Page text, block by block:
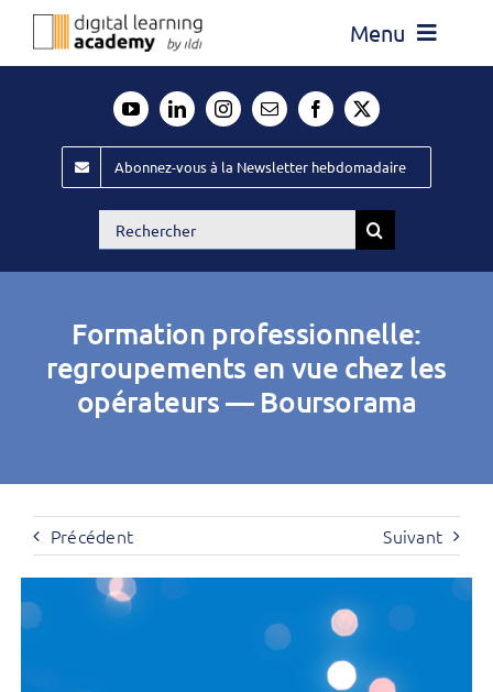
Passer
Menu
Évènements ILDI
Offres d’emploi
Publiez
Contact
Abonnez-vous à la Newsletter hebdomadaire
Rechercher:
Formation professionnelle:
regroupements en vue chez les
opérateurs — Boursorama
Précédent Suivant